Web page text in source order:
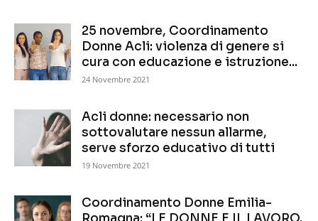
25 novembre, Coordinamento
Donne Acli: violenza di genere si
cura con educazione e istruzione...
24 Novembre 2021
Acli donne: necessario non
sottovalutare nessun allarme,
serve sforzo educativo di tutti
19 Novembre 2021
Coordinamento Donne Emilia-